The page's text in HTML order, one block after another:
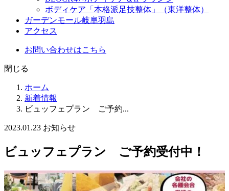
ボディケア「本格派足技整体」（東洋整体）
ガーデンモール岐阜羽島
アクセス
お問い合わせはこちら
閉じる
ホーム
新着情報
ビュッフェプラン ご予約...
2023.01.23 お知らせ
ビュッフェプラン ご予約受付中！